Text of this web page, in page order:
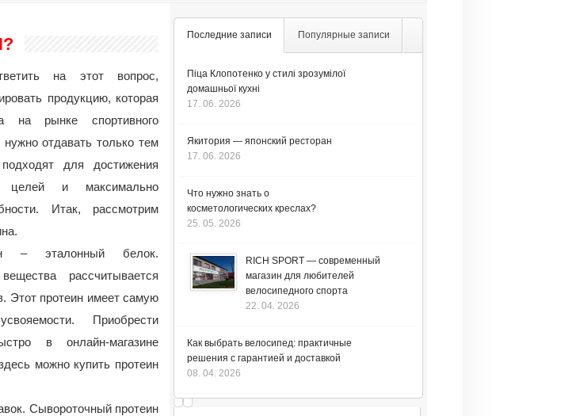
на этот вопрос,
продукцию, которая
на рынке спортивного
отдавать только тем
для достижения
целей и максимально
Итак, рассмотрим
– эталонный белок.
рассчитывается
Этот протеин имеет самую
Приобрести
в онлайн-магазине
можно купить протеин
Сывороточный протеин
Последние записи Популярные записи
Піца Клопотенко у стилі зрозумілої
домашньої кухні
17. 06. 2026
Якитория — японский ресторан
17. 06. 2026
Что нужно знать о
косметологических креслах?
25. 05. 2026
RICH SPORT — современный
магазин для любителей
велосипедного спорта
22. 04. 2026
Как выбрать велосипед: практичные
решения с гарантией и доставкой
08. 04. 2026